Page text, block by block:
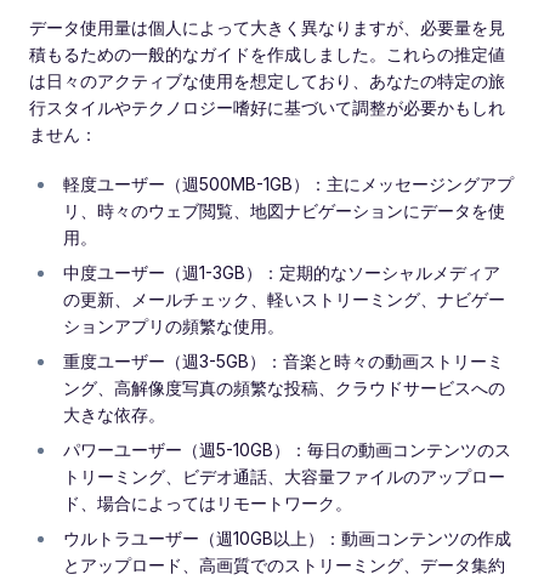
データ使用量は個人によって大きく異なりますが、必要量を見
積もるための一般的なガイドを作成しました。これらの推定値
は日々のアクティブな使用を想定しており、あなたの特定の旅
行スタイルやテクノロジー嗜好に基づいて調整が必要かもしれ
ません：
軽度ユーザー（週500MB-1GB）：主にメッセージングアプ
リ、時々のウェブ閲覧、地図ナビゲーションにデータを使
用。
中度ユーザー（週1-3GB）：定期的なソーシャルメディア
の更新、メールチェック、軽いストリーミング、ナビゲー
ションアプリの頻繁な使用。
重度ユーザー（週3-5GB）：音楽と時々の動画ストリーミ
ング、高解像度写真の頻繁な投稿、クラウドサービスへの
大きな依存。
パワーユーザー（週5-10GB）：毎日の動画コンテンツのス
トリーミング、ビデオ通話、大容量ファイルのアップロー
ド、場合によってはリモートワーク。
ウルトラユーザー（週10GB以上）：動画コンテンツの作成
とアップロード、高画質でのストリーミング、データ集約